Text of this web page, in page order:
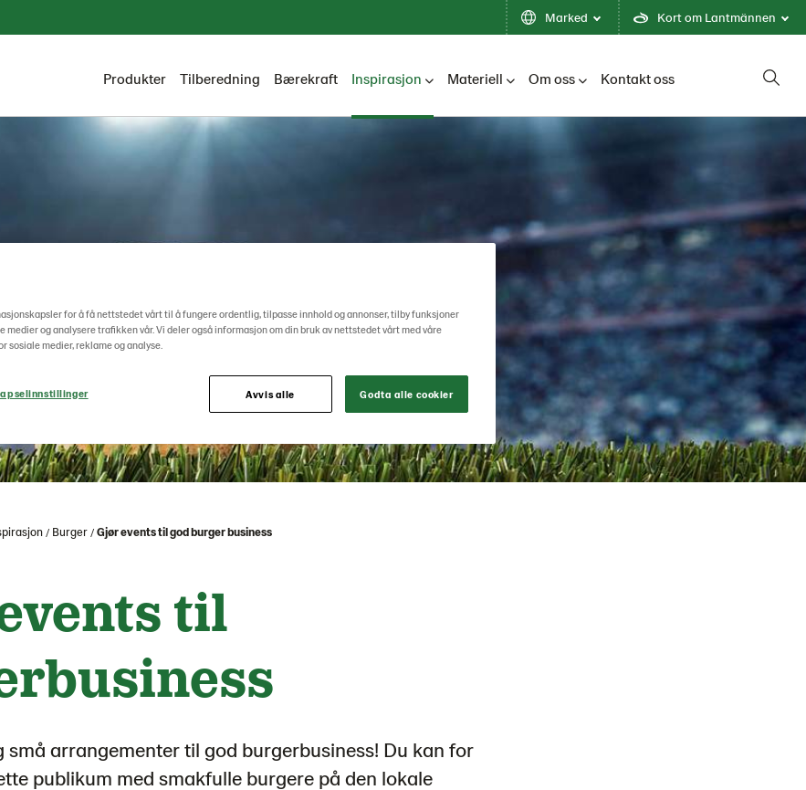
Marked Kort om Lantmännen
Produkter Tilberedning Bærekraft Inspirasjon Materiell Om oss Kontakt oss
Burger Gjør events til god burger business
til
små arrangementer til god burgerbusiness! Du kan for
publikum med smakfulle burgere på den lokale
for å få nettstedet vårt til å fungere ordentlig, tilpasse innhold og annonser, tilby funksjoner
medier og analysere trafikken vår. Vi deler også informasjon om din bruk av nettstedet vårt med våre
sosiale medier, reklame og analyse.
Avvis alle Godta alle cookier